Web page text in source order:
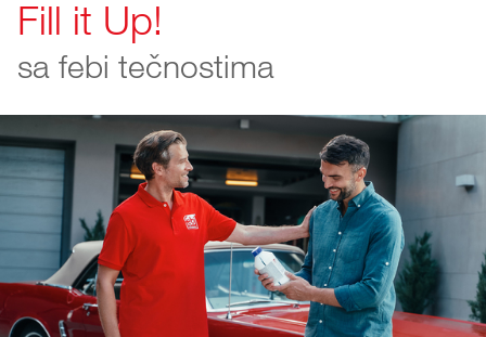
Fill it Up!
sa febi tečnostima